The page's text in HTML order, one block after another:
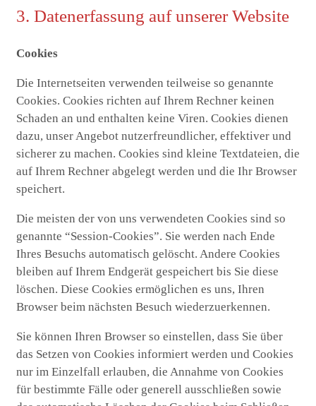
3. Datenerfassung auf unserer Website
Cookies
Die Internetseiten verwenden teilweise so genannte
Cookies. Cookies richten auf Ihrem Rechner keinen
Schaden an und enthalten keine Viren. Cookies dienen
dazu, unser Angebot nutzerfreundlicher, effektiver und
sicherer zu machen. Cookies sind kleine Textdateien, die
auf Ihrem Rechner abgelegt werden und die Ihr Browser
speichert.
Die meisten der von uns verwendeten Cookies sind so
genannte “Session-Cookies”. Sie werden nach Ende
Ihres Besuchs automatisch gelöscht. Andere Cookies
bleiben auf Ihrem Endgerät gespeichert bis Sie diese
löschen. Diese Cookies ermöglichen es uns, Ihren
Browser beim nächsten Besuch wiederzuerkennen.
Sie können Ihren Browser so einstellen, dass Sie über
das Setzen von Cookies informiert werden und Cookies
nur im Einzelfall erlauben, die Annahme von Cookies
für bestimmte Fälle oder generell ausschließen sowie